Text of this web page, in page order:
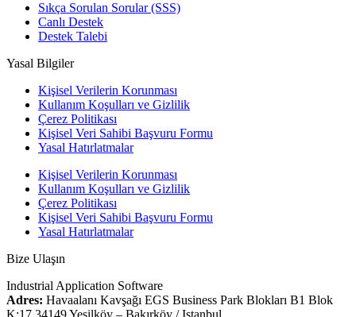
Sıkça Sorulan Sorular (SSS)
Canlı Destek
Destek Talebi
Yasal Bilgiler
Kişisel Verilerin Korunması
Kullanım Koşulları ve Gizlilik
Çerez Politikası
Kişisel Veri Sahibi Başvuru Formu
Yasal Hatırlatmalar
Kişisel Verilerin Korunması
Kullanım Koşulları ve Gizlilik
Çerez Politikası
Kişisel Veri Sahibi Başvuru Formu
Yasal Hatırlatmalar
Bize Ulaşın
Industrial Application Software
Adres: Havaalanı Kavşağı EGS Business Park Blokları B1 Blok